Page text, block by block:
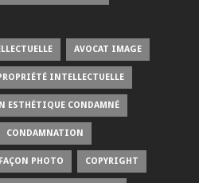
AVOCAT IMAGE
INTELLECTUELLE
ESTHÉTIQUE CONDAMNÉ
CONDAMNATION
PHOTO COPYRIGHT